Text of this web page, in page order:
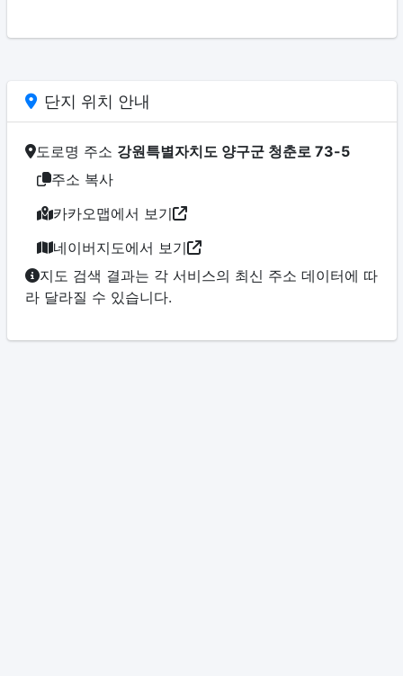
단지 위치 안내
도로명 주소 강원특별자치도 양구군 청춘로 73-5
주소 복사
카카오맵에서 보기
네이버지도에서 보기
지도 검색 결과는 각 서비스의 최신 주소 데이터에 따
라 달라질 수 있습니다.